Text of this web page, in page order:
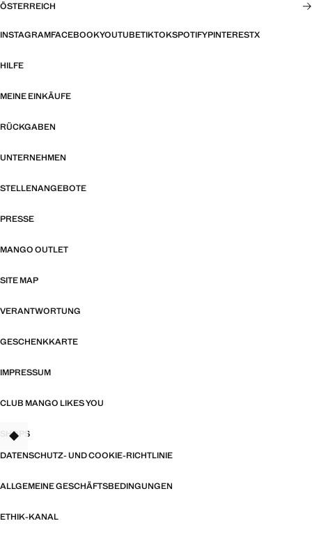
ÖSTERREICH
INSTAGRAMFACEBOOKYOUTUBETIKTOKSPOTIFYPINTERESTX
HILFE
MEINE EINKÄUFE
RÜCKGABEN
UNTERNEHMEN
STELLENANGEBOTE
PRESSE
MANGO OUTLET
SITE MAP
VERANTWORTUNG
GESCHENKKARTE
IMPRESSUM
CLUB MANGO LIKES YOU
SHOPS
DATENSCHUTZ- UND COOKIE-RICHTLINIE
ALLGEMEINE GESCHÄFTSBEDINGUNGEN
ETHIK-KANAL